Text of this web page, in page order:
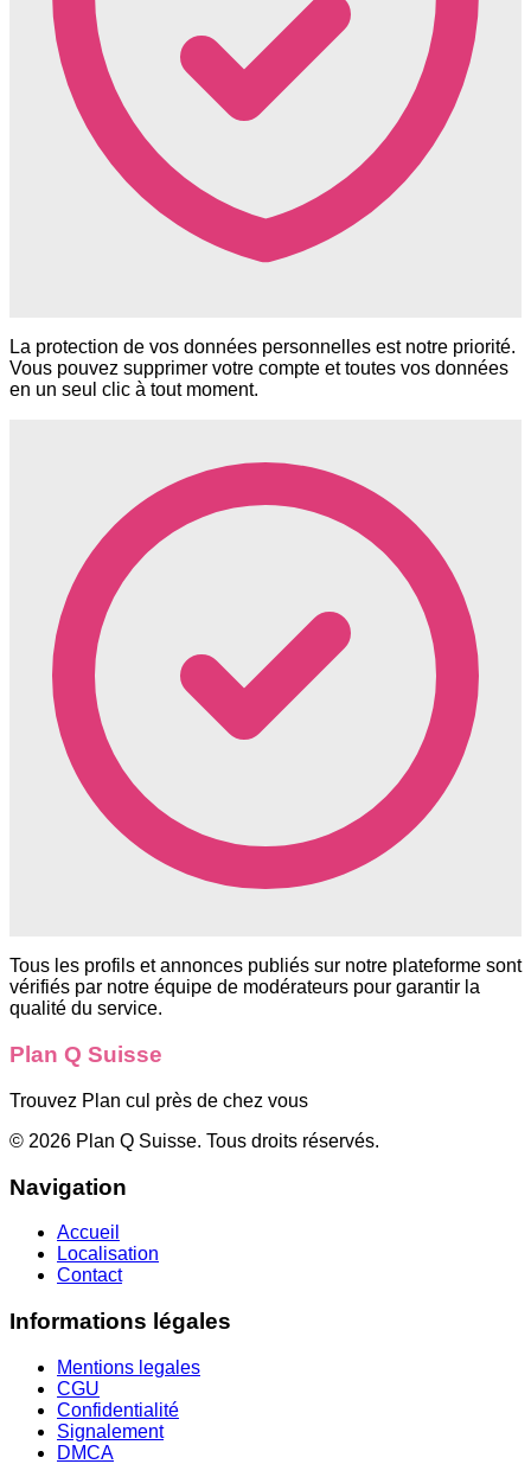
La protection de vos données personnelles est notre priorité.
Vous pouvez supprimer votre compte et toutes vos données
en un seul clic à tout moment.
Tous les profils et annonces publiés sur notre plateforme sont
vérifiés par notre équipe de modérateurs pour garantir la
qualité du service.
Plan Q Suisse
Trouvez Plan cul près de chez vous
© 2026 Plan Q Suisse. Tous droits réservés.
Navigation
Accueil
Localisation
Contact
Informations légales
Mentions legales
CGU
Confidentialité
Signalement
DMCA